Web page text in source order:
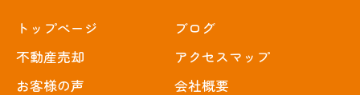
トップぺージ
不動産売却
お客様の声
ブログ
アクセスマップ
会社概要